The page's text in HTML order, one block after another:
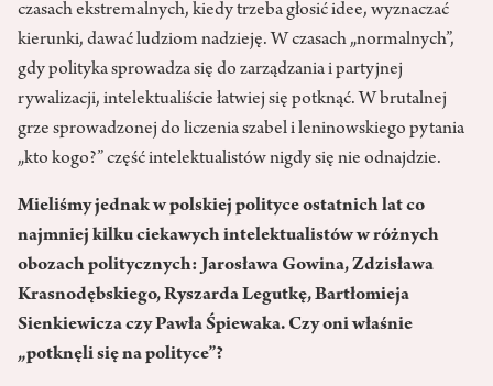
czasach ekstremalnych, kiedy trzeba głosić idee, wyznaczać
kierunki, dawać ludziom nadzieję. W czasach „normalnych”,
gdy polityka sprowadza się do zarządzania i partyjnej
rywalizacji, intelektualiście łatwiej się potknąć. W brutalnej
grze sprowadzonej do liczenia szabel i leninowskiego pytania
„kto kogo?” część intelektualistów nigdy się nie odnajdzie.
Mieliśmy jednak w polskiej polityce ostatnich lat co
najmniej kilku ciekawych intelektualistów w różnych
obozach politycznych: Jarosława Gowina, Zdzisława
Krasnodębskiego, Ryszarda Legutkę, Bartłomieja
Sienkiewicza czy Pawła Śpiewaka. Czy oni właśnie
„potknęli się na polityce”?